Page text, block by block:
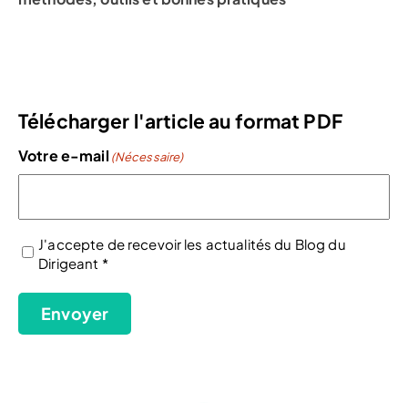
Télécharger l'article au format PDF
Votre e-mail (Nécessaire)
(Nécessaire)
J'accepte de recevoir les actualités du Blog du
Dirigeant *
Envoyer